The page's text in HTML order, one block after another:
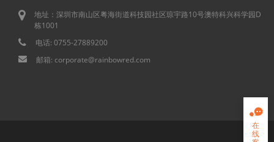
地址：深圳市南山区粤海街道科技园社区琼宇路10号澳特科兴科学园D
栋1001
电话: 0755-27889200
邮箱: corporate@rainbowred.com

在
线